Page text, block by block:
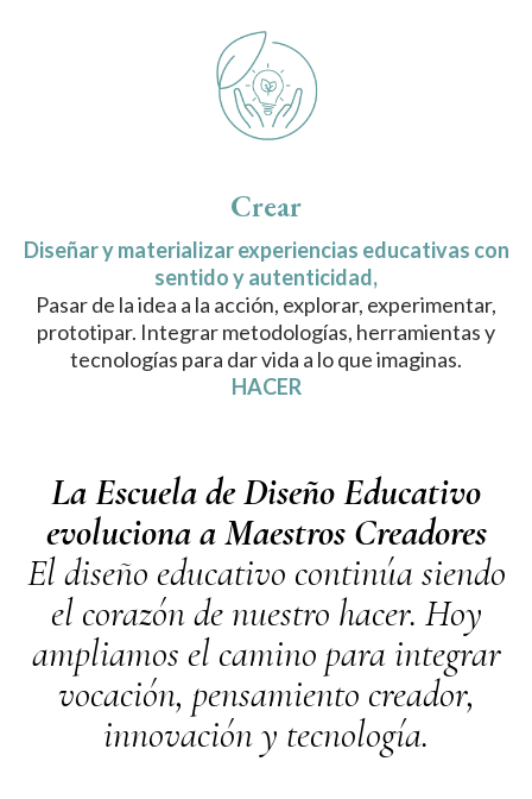
Crear
Diseñar y materializar experiencias educativas con
sentido y autenticidad,
Pasar de la idea a la acción, explorar, experimentar,
prototipar. Integrar metodologías, herramientas y
tecnologías para dar vida a lo que imaginas.
HACER
La Escuela de Diseño Educativo
evoluciona a Maestros Creadores
El diseño educativo continúa siendo
el corazón de nuestro hacer. Hoy
ampliamos el camino para integrar
vocación, pensamiento creador,
innovación y tecnología.